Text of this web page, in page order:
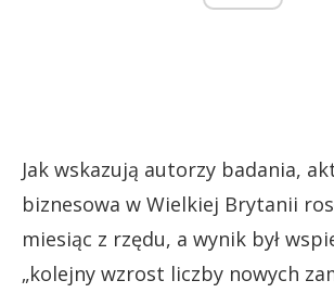
Jak wskazują autorzy badania,
biznesowa w Wielkiej Brytanii
miesiąc z rzędu, a wynik był
„kolejny wzrost liczby nowych